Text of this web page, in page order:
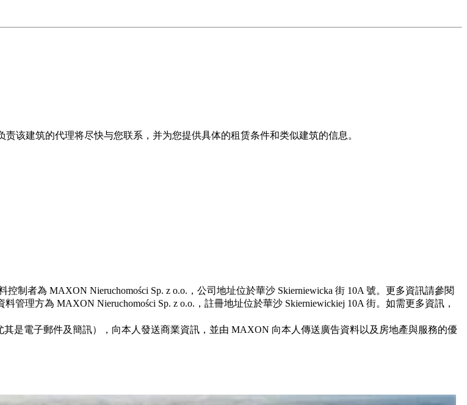
该建筑的代理将尽快与您联系，并为您提供具体的租赁条件和类似建筑的信息。
制者為 MAXON Nieruchomości Sp. z o.o.，公司地址位於華沙 Skierniewicka 街 10A 號。更多資訊請參閱
理方為 MAXON Nieruchomości Sp. z o.o.，註冊地址位於華沙 Skierniewickiej 10A 街。如需更多資訊，
其是電子郵件及簡訊），向本人發送商業資訊，並由 MAXON 向本人傳送廣告資料以及房地產與服務的優